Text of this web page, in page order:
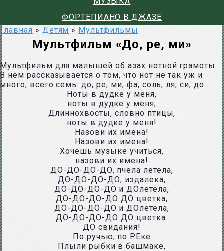
ФОРТЕПИАНО В ДЖАЗЕ
Главная » Детям » Мультфильмы
Мультфильм «До, ре, ми»
Мультфильм для малышей об азах нотной грамоты.
В нем рассказывается о том, что нот не так уж и
много, всего семь: до, ре, ми, фа, соль, ля, си, до.
Ноты в дудке у меня,
ноты в дудке у меня,
Длиннохвосты, словно птицы,
ноты в дудке у меня!
Назови их имена!
Назови их имена!
Хочешь музыке учиться,
назови их имена!
ДО-ДО-ДО-ДО, пчела летела,
ДО-ДО-ДО-ДО, издалека,
ДО-ДО-ДО-ДО и ДОлетела,
ДО-ДО-ДО-ДО ДО цветка,
ДО-ДО-ДО-ДО и ДОлетела,
ДО-ДО-ДО-ДО ДО цветка.
ДО свидания!
По ручью, по РЕке
Плыли рыбки в башмаке,